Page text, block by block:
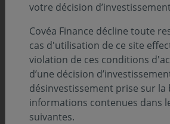
RÉACTION ÉCONOMIQUE
votre décision
Covéa Finance décline toute
cas d'utilisation de ce site
violation de ces conditions
d’une décision
désinvestissement prise sur la
informations contenues dans
suivantes.